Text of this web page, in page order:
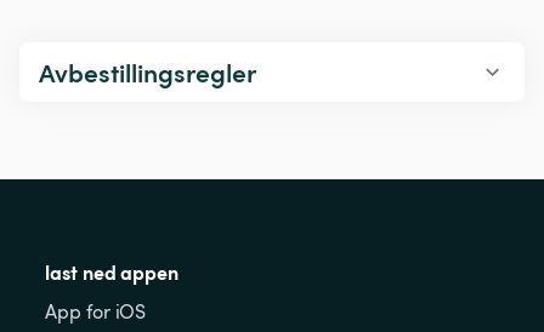
Avbestillingsregler
last ned appen
App for iOS